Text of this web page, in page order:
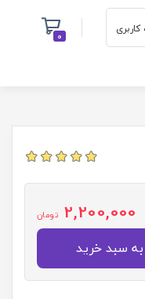
0
2,200,000 تومان
به سبد خرید